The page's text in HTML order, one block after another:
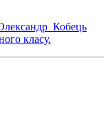
Кобець
класу.